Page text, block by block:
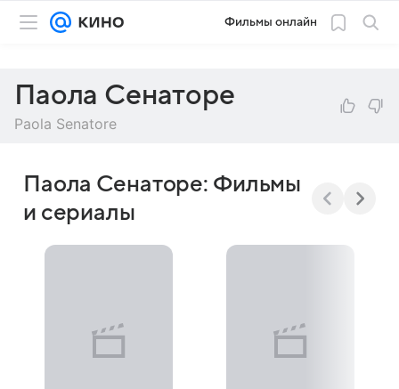
Фильмы онлайн
Паола Сенаторе
Paola Senatore
Паола Сенаторе: Фильмы
и сериалы